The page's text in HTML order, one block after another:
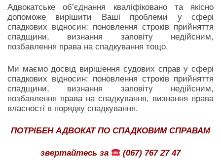
Адвокатське об’єднання кваліфіковано та якісно
допоможе вирішити Ваші проблеми у сфері
спадкових відносин: поновлення строків прийняття
спадщини, визнання заповіту недійсним,
позбавлення права на спадкування тощо.
Ми маємо досвід вирішення судових справ у сфері
спадкових відносин: поновлення строків прийняття
спадщини, визнання заповіту недійсним,
позбавлення права на спадкування, визнання права
власності в порядку спадкування.
ПОТРІБЕН АДВОКАТ ПО СПАДКОВИМ СПРАВАМ
звертайтесь за (067) 767 27 47